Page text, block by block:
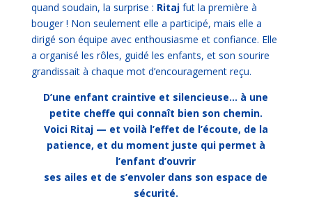
quand soudain, la surprise : Ritajfut la première à
bouger ! Non seulement elle a participé, mais elle a
dirigé son équipe avec enthousiasme et confiance. Elle
a organisé les rôles, guidé les enfants, et son sourire
grandissait à chaque mot d’encouragement reçu.
D’une enfant craintive et silencieuse… à une
petite cheffe qui connaît bien son chemin.
Voici Ritaj — et voilà l’effet de l’écoute, de la
patience, et du moment juste qui permet à
l’enfant d’ouvrir
ses ailes et de s’envoler dans son espace de
sécurité.